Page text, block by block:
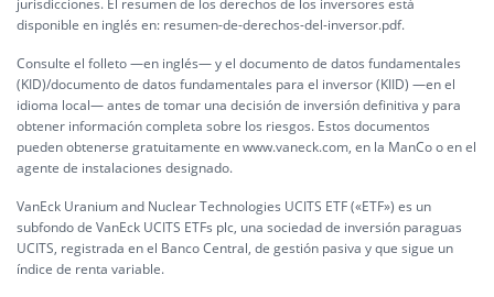
jurisdicciones. El resumen de los derechos de los inversores está
disponible en inglés en: resumen-de-derechos-del-inversor.pdf.
Consulte el folleto —en inglés— y el documento de datos fundamentales
(KID)/documento de datos fundamentales para el inversor (KIID) —en el
idioma local— antes de tomar una decisión de inversión definitiva y para
obtener información completa sobre los riesgos. Estos documentos
pueden obtenerse gratuitamente en www.vaneck.com, en la ManCo o en el
agente de instalaciones designado.
VanEck Uranium and Nuclear Technologies UCITS ETF («ETF») es un
subfondo de VanEck UCITS ETFs plc, una sociedad de inversión paraguas
UCITS, registrada en el Banco Central, de gestión pasiva y que sigue un
índice de renta variable.